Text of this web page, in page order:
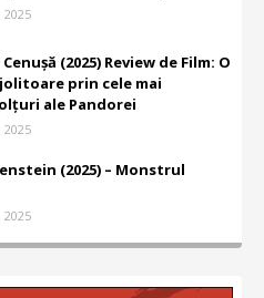
(2025) Review de Film: O
prin cele mai
ale Pandorei
(2025) – Monstrul